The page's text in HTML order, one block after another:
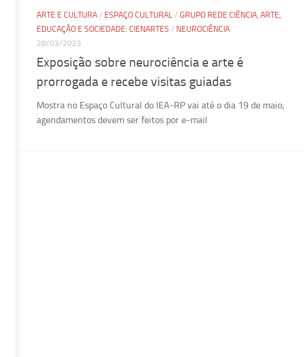
ARTE E CULTURA/ ESPAÇO CULTURAL/ GRUPO REDE CIÊNCIA, ARTE,
EDUCAÇÃO E SOCIEDADE: CIENARTES / NEUROCIÊNCIA
28/03/2023
Exposição sobre neurociência e arte é
prorrogada e recebe visitas guiadas
Mostra no Espaço Cultural do IEA-RP vai até o dia 19 de maio;
agendamentos devem ser feitos por e-mail